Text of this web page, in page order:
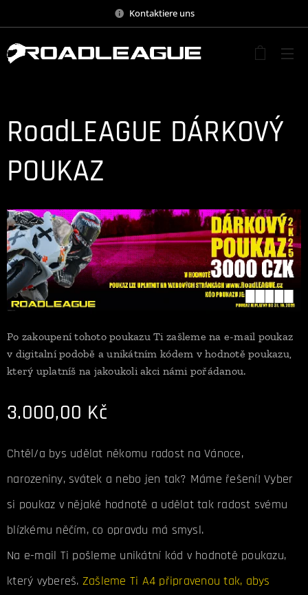
Kontaktiere uns
RoadLEAGUE DÁRKOVÝ
POUKAZ
Po zakoupení tohoto poukazu Ti zašleme na e-mail poukaz
v digitalní podobě a unikátním kódem v hodnotě poukazu,
který uplatníš na jakoukoli akci námi pořádanou.
3.000,00 Kč
Chtěl/a bys udělat někomu radost na Vánoce,
narozeniny, svátek a nebo jen tak? Máme řešení! Vyber
si poukaz v nějaké hodnotě a udělat tak radost svému
blízkému něčím, co opravdu má smysl.
Na e-mail Ti pošleme unikátní kód v hodnotě poukazu,
který vybereš. Zašleme Ti A4 připravenou tak, abys